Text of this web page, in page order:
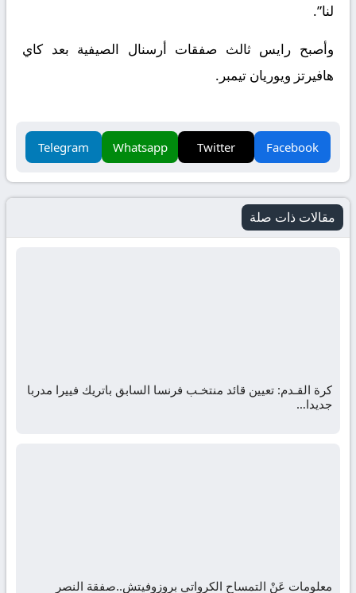
لنا”.
وأصبح رايس ثالث صفقات أرسنال الصيفية بعد كاي
هافيرتز ويوريان تيمبر.
Facebook
Twitter
Whatsapp
Telegram
مقالات ذات صلة
كرة القـدم: تعيين قائد منتخـب فرنسا السابق باتريك فييرا مدربا
جديدا…
معلومات عَنْ التمساح الكرواتي بروزوفيتش..صفقة النصر